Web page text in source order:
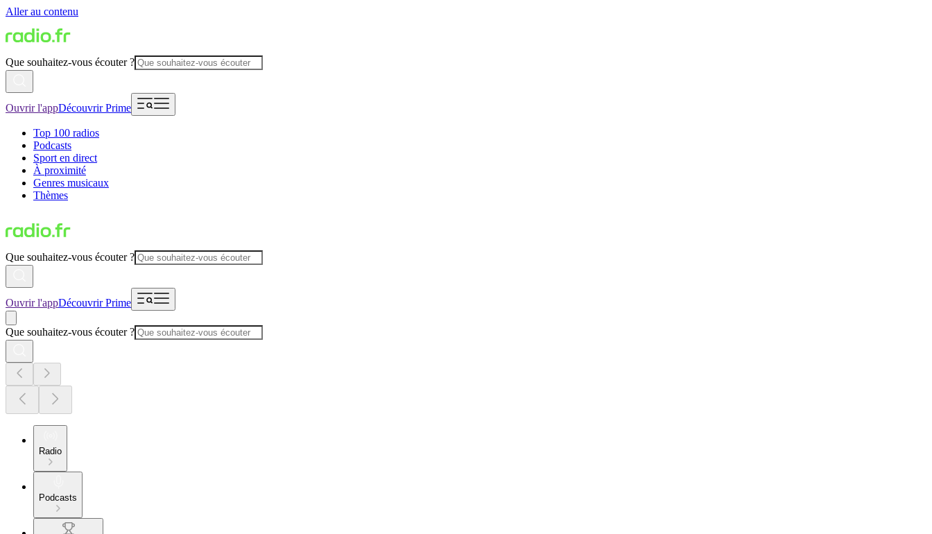
Aller au contenu
Que souhaitez-vous écouter ?
Ouvrir l'appDécouvrir Prime
Top 100 radios
Podcasts
Sport en direct
À proximité
Genres musicaux
Thèmes
Que souhaitez-vous écouter ?
Ouvrir l'appDécouvrir Prime
Que souhaitez-vous écouter ?
Radio
Podcasts